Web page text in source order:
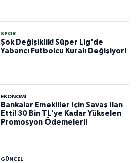
SPOR
Şok Değişiklik! Süper Lig'de
Yabancı Futbolcu Kuralı Değişiyor!
EKONOMİ
Bankalar Emekliler İçin Savaş İlan
Etti! 30 Bin TL'ye Kadar Yükselen
Promosyon Ödemeleri!
GÜNCEL